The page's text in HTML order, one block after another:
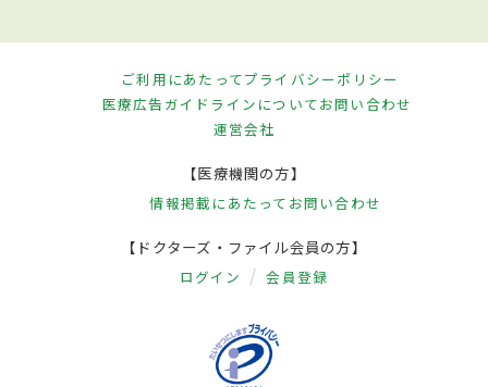
ご利用にあたってプライバシーポリシー
医療広告ガイドラインについてお問い合わせ
運営会社
【医療機関の方】
情報掲載にあたって お問い合わせ
【ドクターズ・ファイル会員の方】
ログイン 会員登録